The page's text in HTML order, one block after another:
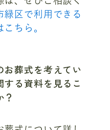
緑区で利用できる
ちら。
お葬式を考えてい
する資料を見るこ